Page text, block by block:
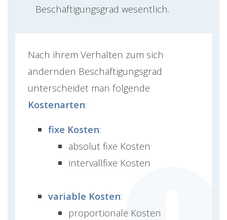
Beschäftigungsgrad wesentlich.
Nach ihrem Verhalten zum sich
ändernden Beschäftigungsgrad
unterscheidet man folgende
Kostenarten:
fixe Kosten:
absolut fixe Kosten
intervallfixe Kosten
variable Kosten:
proportionale Kosten